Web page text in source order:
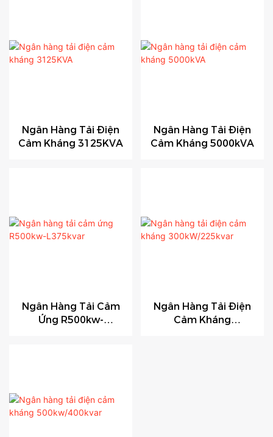
Ngân Hàng Tải Điện
Cảm Kháng 3125KVA
Ngân Hàng Tải Điện
Cảm Kháng 5000kVA
Ngân Hàng Tải Cảm
Ứng R500kw-
Ngân Hàng Tải Điện
Cảm Kháng